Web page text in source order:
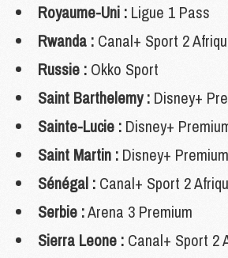
Royaume-Uni : Ligue 1 Pass
Rwanda : Canal+ Sport 2
Russie : Okko Sport
Saint Barthelemy : Disney+
Sainte-Lucie : Disney+
Saint Martin : Disney+
Sénégal : Canal+ Sport 2
Serbie :Arena 3 Premium
Sierra Leone : Canal+ Sport 2